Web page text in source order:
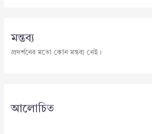
মন্তব্য
প্রদর্শনের মতো কোন মন্তব্য নেই।
আলোচিত